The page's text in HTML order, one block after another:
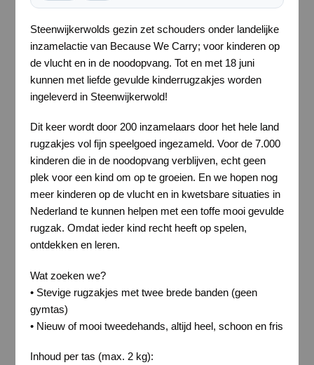
Steenwijkerwolds gezin zet schouders onder landelijke
inzamelactie van Because We Carry; voor kinderen op
de vlucht en in de noodopvang. Tot en met 18 juni
kunnen met liefde gevulde kinderrugzakjes worden
ingeleverd in Steenwijkerwold!
Dit keer wordt door 200 inzamelaars door het hele land
rugzakjes vol fijn speelgoed ingezameld. Voor de 7.000
kinderen die in de noodopvang verblijven, echt geen
plek voor een kind om op te groeien. En we hopen nog
meer kinderen op de vlucht en in kwetsbare situaties in
Nederland te kunnen helpen met een toffe mooi gevulde
rugzak. Omdat ieder kind recht heeft op spelen,
ontdekken en leren.
Wat zoeken we?
• Stevige rugzakjes met twee brede banden (geen
gymtas)
• Nieuw of mooi tweedehands, altijd heel, schoon en fris
Inhoud per tas (max. 2 kg):